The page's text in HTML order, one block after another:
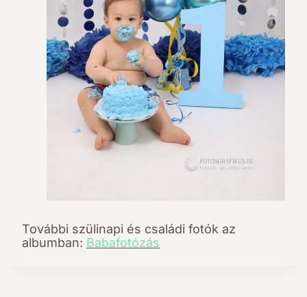
További szülinapi és családi fotók az
albumban: Babafotózás